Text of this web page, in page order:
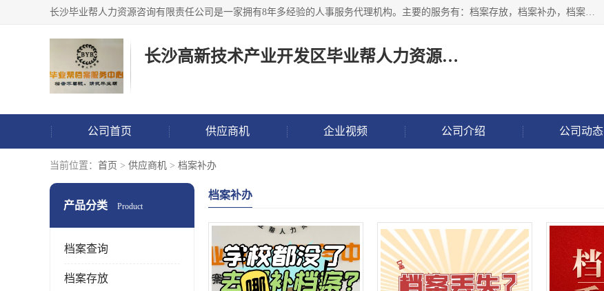
长沙毕业帮人力资源咨询有限责任公司是一家拥有8年多经验的人事服务代理机构。主要的服务有：档案存放，档案补办，档案激活，档案查询，档案查找，档案托管，档案调取，档案异地代办，档案异常处理 等；提供毕业档案处理、人事档案服务、商务代理代办、个人档案等服务，同时办事过程全程与客户沟通，确保真实、安全、可靠！
长沙高新技术产业开发区毕业帮人力资源咨询有限责任公司
公司首页 供应商机 企业视频 公司介绍 公司动态
当前位置： 首页 > 供应商机 > 档案补办
产品分类 Product
档案查询
档案存放
档案补办